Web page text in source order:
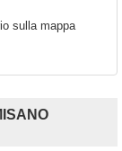
sulla mappa